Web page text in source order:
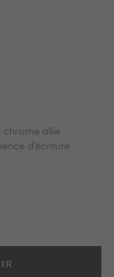
chrome allie
d’écriture